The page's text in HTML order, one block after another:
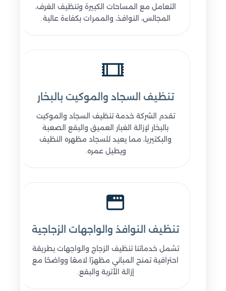
التعامل مع المساحات الكبيرة وتنظيف الغرف،
المجالس، النوافذ، والممرات بكفاءة عالية.
تنظيف السجاد والموكيت بالبخار
تقدم الشركة خدمة تنظيف السجاد والموكيت
بالبخار لإزالة الغبار العميق والبقع الصعبة
والبكتيريا، مما يعيد للسجاد مظهره النظيف
ويطيل عمره.
تنظيف النوافذ والواجهات الزجاجية
تشمل خدماتنا تنظيف الزجاج والواجهات بطريقة
احترافية تمنح المباني مظهرًا لامعًا وواضحًا مع
إزالة الأتربة والبقع.